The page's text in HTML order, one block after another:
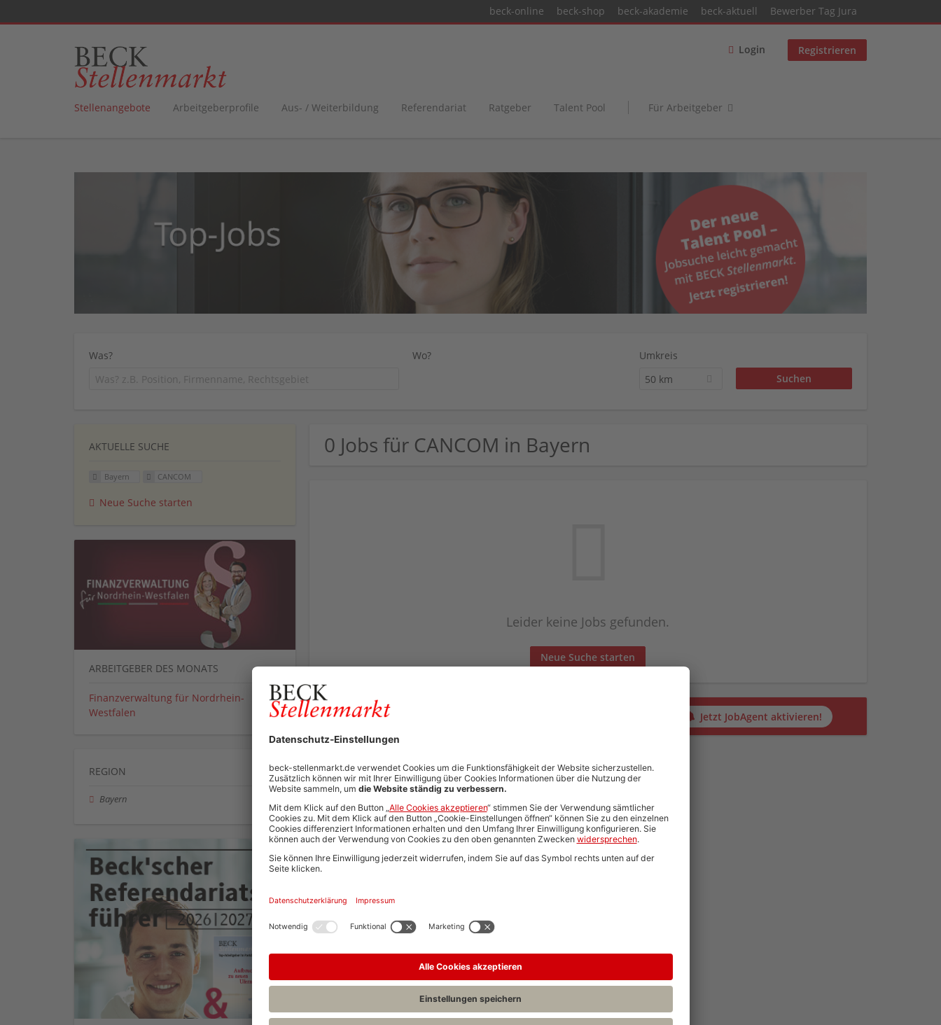
beck-online beck-shop beck-akademie beck-aktuell Bewerber Tag Jura
Login Registrieren
Stellenangebote Arbeitgeberprofile Aus- / Weiterbildung Referendariat Ratgeber Talent Pool Für Arbeitgeber
Was? Wo?
Umkreis
50 km
0 Jobs für CANCOM in Bayern
Leider keine Jobs gefunden.
Neue Suche starten
Automatisch neue Jobs und Karriere-Updates per E-Mail erhalten? Jetzt JobAgent aktivieren!
AKTUELLE SUCHE
Bayern CANCOM
Neue Suche starten
ARBEITGEBER DES MONATS
Finanzverwaltung für Nordrhein-
Westfalen
REGION
Bayern